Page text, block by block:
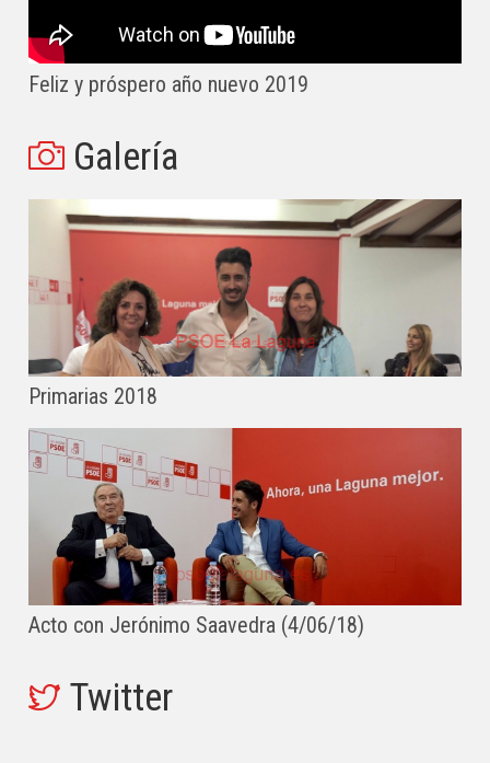
Feliz y próspero año nuevo 2019
Galería
Primarias 2018
Acto con Jerónimo Saavedra (4/06/18)
Twitter